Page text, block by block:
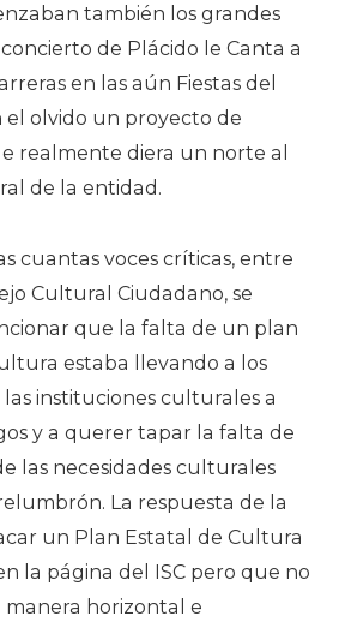
también los grandes
de Plácido le Canta a
en las aún Fiestas del
el olvido un proyecto de
realmente diera un norte al
de la entidad.
cuantas voces críticas, entre
Cultural Ciudadano, se
que la falta de un plan
estaba llevando a los
las instituciones culturales a
y a querer tapar la falta de
las necesidades culturales
La respuesta de la
un Plan Estatal de Cultura
la página del ISC pero que no
horizontal e